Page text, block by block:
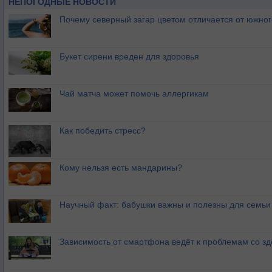
НЕПОГОДНЫЕ НОВОСТИ
Почему северный загар цветом отличается от
Букет сирени вреден для здоровья
Чай матча может помочь аллергикам
Как победить стресс?
Кому нельзя есть мандарины?
Научный факт: бабушки важны и полезны для семьи
Зависимость от смартфона ведёт к проблемам со